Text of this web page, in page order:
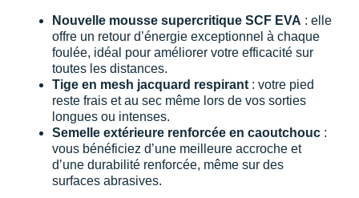
Nouvelle mousse supercritique SCF EVA : elle
offre un retour d’énergie exceptionnel à chaque
foulée, idéal pour améliorer votre efficacité sur
toutes les distances.
Tige en mesh jacquard respirant : votre pied
reste frais et au sec même lors de vos sorties
longues ou intenses.
Semelle extérieure renforcée en caoutchouc :
vous bénéficiez d’une meilleure accroche et
d’une durabilité renforcée, même sur des
surfaces abrasives.
Smoon
Speedo
Suunto
Ta Energy
The North Face
Thuasne